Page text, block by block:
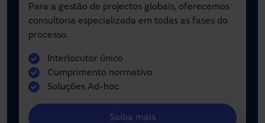
Para a gestão de projectos globais, oferecemos
consultoria especializada em todas as fases do
processo.
Interlocutor único
Cumprimento normativo
Soluções Ad-hoc
Saiba mais